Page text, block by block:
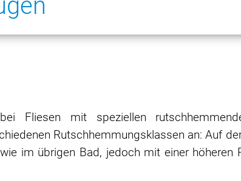
Fliesen mit speziellen
Rutschhemmungsklassen an: Auf
im übrigen Bad, jedoch mit einer höheren